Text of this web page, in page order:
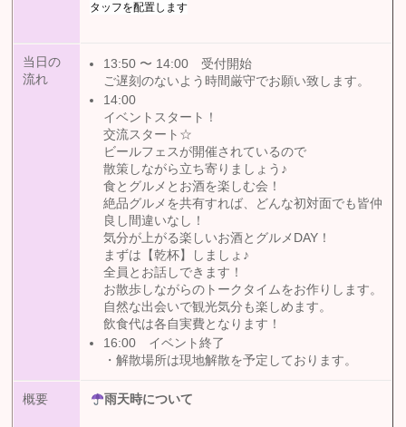
タッフを配置します
当日の
流れ
13:50 〜 14:00受付開始
ご遅刻のないよう時間厳守でお願い致します。
14:00
イベントスタート！
交流スタート☆
ビールフェスが開催されているので
散策しながら立ち寄りましょう♪
食とグルメとお酒を楽しむ会！
絶品グルメを共有すれば、どんな初対面でも皆仲
良し間違いなし！
気分が上がる楽しいお酒とグルメDAY！
まずは【乾杯】しましょ♪
全員とお話しできます！
お散歩しながらのトークタイムをお作りします。
自然な出会いで観光気分も楽しめます。
飲食代は各自実費となります！
16:00 イベント終了
・解散場所は現地解散を予定しております。
概要 雨天時について